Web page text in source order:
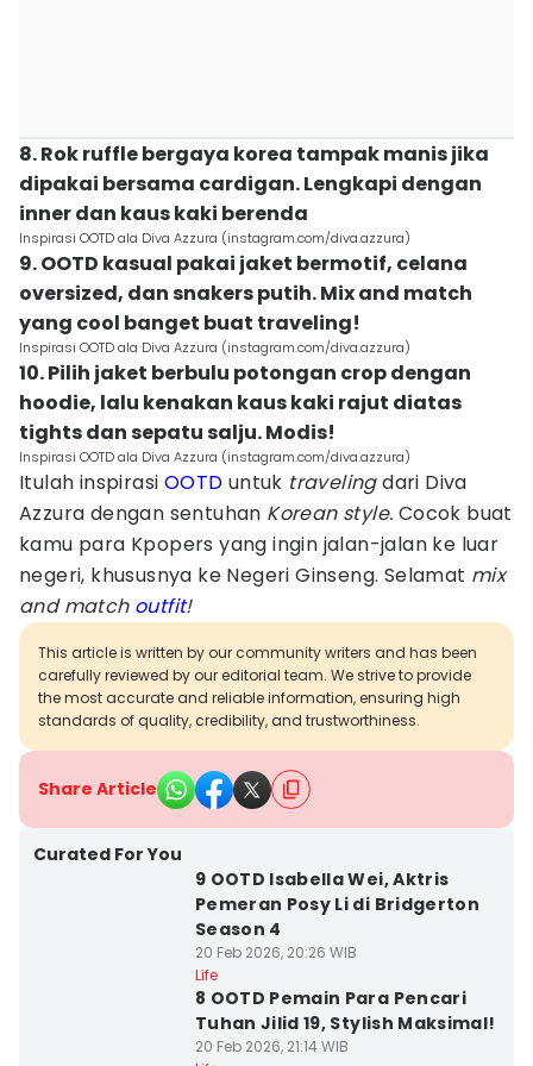
8. Rok ruffle bergaya korea tampak manis jika
dipakai bersama cardigan. Lengkapi dengan
inner dan kaus kaki berenda
Inspirasi OOTD ala Diva Azzura (instagram.com/diva.azzura)
9. OOTD kasual pakai jaket bermotif, celana
oversized, dan snakers putih. Mix and match
yang cool banget buat traveling!
Inspirasi OOTD ala Diva Azzura (instagram.com/diva.azzura)
10. Pilih jaket berbulu potongan crop dengan
hoodie, lalu kenakan kaus kaki rajut diatas
tights dan sepatu salju. Modis!
Inspirasi OOTD ala Diva Azzura (instagram.com/diva.azzura)
Itulah inspirasi OOTD untuk travelingdari Diva
Azzura dengan sentuhan Korean style. Cocok buat
kamu para Kpopers yang ingin jalan-jalan ke luar
negeri, khususnya ke Negeri Ginseng. Selamat mix
and match outfit!
This article is written by our community writers and has been
carefully reviewed by our editorial team. We strive to provide
the most accurate and reliable information, ensuring high
standards of quality, credibility, and trustworthiness.
Share Article
Curated For You
9 OOTD Isabella Wei, Aktris
Pemeran Posy Li di Bridgerton
Season 4
20 Feb 2026, 20:26 WIB
Life
8 OOTD Pemain Para Pencari
Tuhan Jilid 19, Stylish Maksimal!
20 Feb 2026, 21:14 WIB